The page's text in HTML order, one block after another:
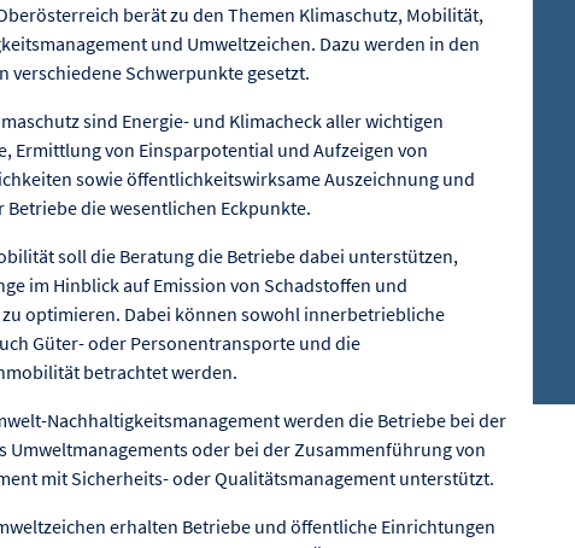
berät zu den Themen Klimaschutz, Mobilität,
und Umweltzeichen. Dazu werden in den
verschiedene Schwerpunkte gesetzt.
sind Energie- und Klimacheck aller wichtigen
Ermittlung von Einsparpotential und Aufzeigen von
sowie öffentlichkeitswirksame Auszeichnung und
Betriebe die wesentlichen Eckpunkte.
soll die Beratung die Betriebe dabei unterstützen,
im Hinblick auf Emission von Schadstoffen und
optimieren. Dabei können sowohl innerbetriebliche
Güter- oder Personentransporte und die
betrachtet werden.
Nachhaltigkeitsmanagement werden die Betriebe bei der
Umweltmanagements oder bei der Zusammenführung von
mit Sicherheits- oder Qualitätsmanagement unterstützt.
erhalten Betriebe und öffentliche Einrichtungen